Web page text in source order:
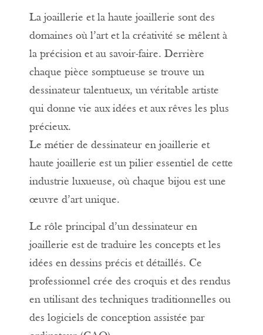
La joaillerie et la haute joaillerie sont des
domaines où l’art et la créativité se mêlent à
la précision et au savoir-faire. Derrière
chaque pièce somptueuse se trouve un
dessinateur talentueux, un véritable artiste
qui donne vie aux idées et aux rêves les plus
précieux.
Le métier de dessinateur en joaillerie et
haute joaillerie est un pilier essentiel de cette
industrie luxueuse, où chaque bijou est une
œuvre d’art unique.
Le rôle principal d’un dessinateur en
joaillerie est de traduire les concepts et les
idées en dessins précis et détaillés. Ce
professionnel crée des croquis et des rendus
en utilisant des techniques traditionnelles ou
des logiciels de conception assistée par